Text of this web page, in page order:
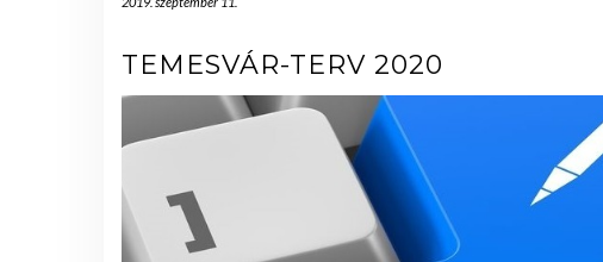
TEMESVÁR-TERV 2020